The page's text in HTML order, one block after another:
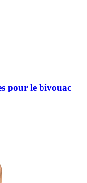
pour le bivouac